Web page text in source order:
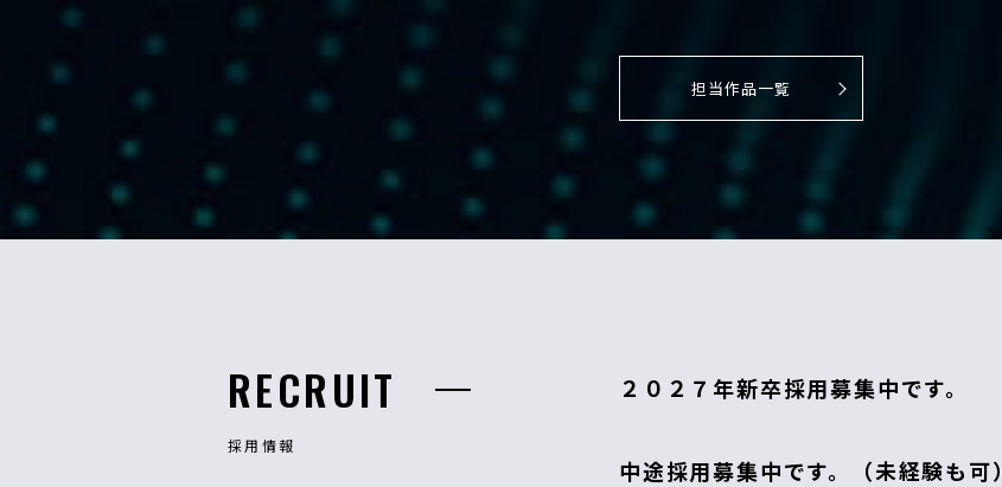
担当作品一覧
RECRUIT
採用情報
２０２７年新卒採用募集中です。
中途採用募集中です。（未経験も可）